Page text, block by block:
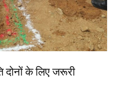
दोनों के लिए जरूरी